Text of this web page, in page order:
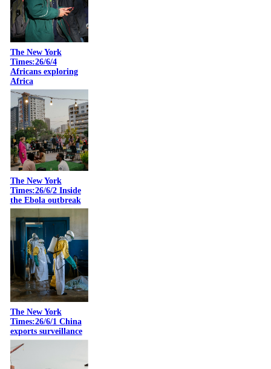
The New York
Times:26/6/4
Africans exploring
Africa
The New York
Times:26/6/2 Inside
the Ebola outbreak
The New York
Times:26/6/1 China
exports surveillance